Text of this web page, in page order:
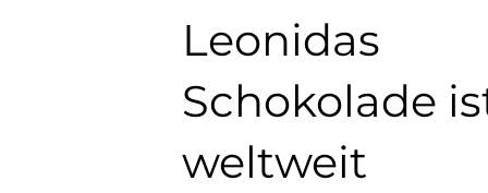
Leonidas
Schokolade
weltweit